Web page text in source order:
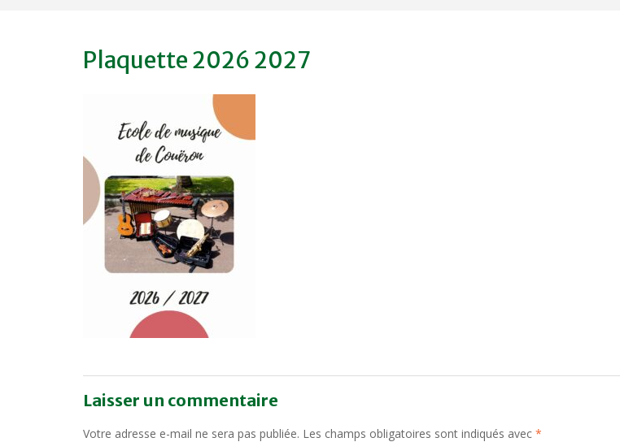
Plaquette 2026 2027
Laisser un commentaire
Votre adresse e-mail ne sera pas publiée. Les champs obligatoires sont indiqués avec *